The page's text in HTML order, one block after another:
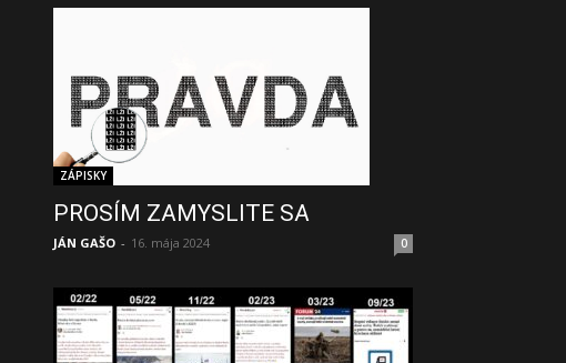
ZÁPISKY
PROSÍM ZAMYSLITE SA
JÁN GAŠO - 16. mája 2024 0